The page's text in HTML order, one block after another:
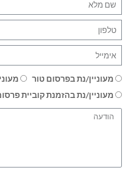
מעוניין/נת בפרסום טור
מעוניין/נת בהזמנת קוביית